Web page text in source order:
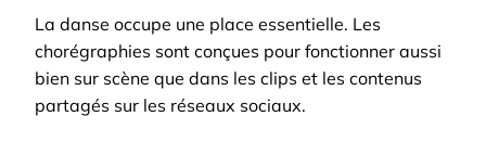
La danse occupe une place essentielle. Les
chorégraphies sont conçues pour fonctionner aussi
bien sur scène que dans les clips et les contenus
partagés sur les réseaux sociaux.